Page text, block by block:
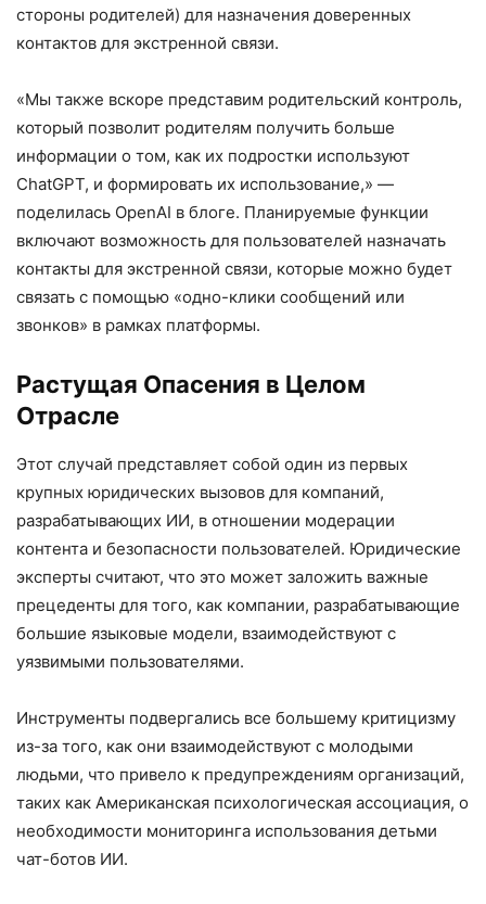
стороны родителей) для назначения доверенных
контактов для экстренной связи.
«Мы также вскоре представим родительский контроль,
который позволит родителям получить больше
информации о том, как их подростки используют
ChatGPT, и формировать их использование,» —
поделилась OpenAI в блоге. Планируемые функции
включают возможность для пользователей назначать
контакты для экстренной связи, которые можно будет
связать с помощью «одно-клики сообщений или
звонков» в рамках платформы.
Растущая Опасения в Целом
Отрасле
Этот случай представляет собой один из первых
крупных юридических вызовов для компаний,
разрабатывающих ИИ, в отношении модерации
контента и безопасности пользователей. Юридические
эксперты считают, что это может заложить важные
прецеденты для того, как компании, разрабатывающие
большие языковые модели, взаимодействуют с
уязвимыми пользователями.
Инструменты подвергались все большему критицизму
из-за того, как они взаимодействуют с молодыми
людьми, что привело к предупреждениям организаций,
таких как Американская психологическая ассоциация, о
необходимости мониторинга использования детьми
чат-ботов ИИ.